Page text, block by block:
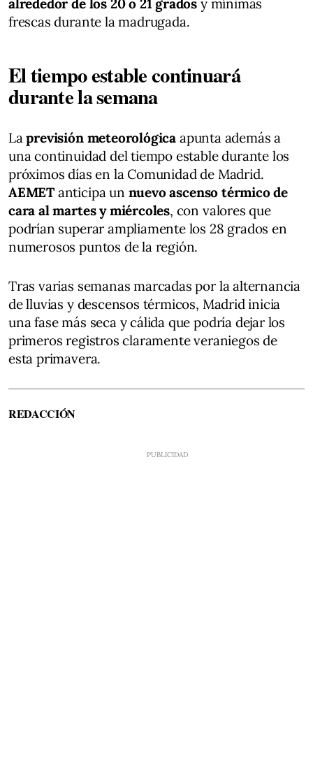
frescas durante la madrugada.
El tiempo estable continuará
durante la semana
Laprevisión meteorológica apunta además a
una continuidad del tiempo estable durante los
próximos días en la Comunidad de Madrid.
AEMET anticipa un nuevo ascenso térmico de
cara al martes y miércoles, con valores que
podrían superar ampliamente los 28 grados en
numerosos puntos de la región.
Tras varias semanas marcadas por la alternancia
de lluvias y descensos térmicos, Madrid inicia
una fase más seca y cálida que podría dejar los
primeros registros claramente veraniegos de
esta primavera.
REDACCIÓN